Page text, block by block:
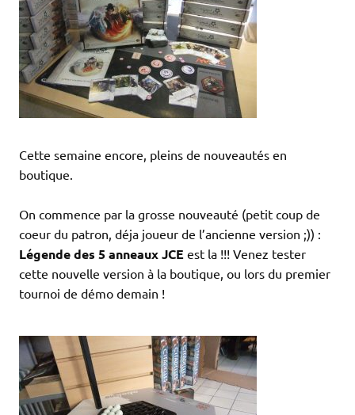
Cette semaine encore, pleins de nouveautés en
boutique.
On commence par la grosse nouveauté (petit coup de
coeur du patron, déja joueur de l’ancienne version ;)) :
Légende des 5 anneaux JCE est la !!! Venez tester
cette nouvelle version à la boutique, ou lors du premier
tournoi de démo demain !